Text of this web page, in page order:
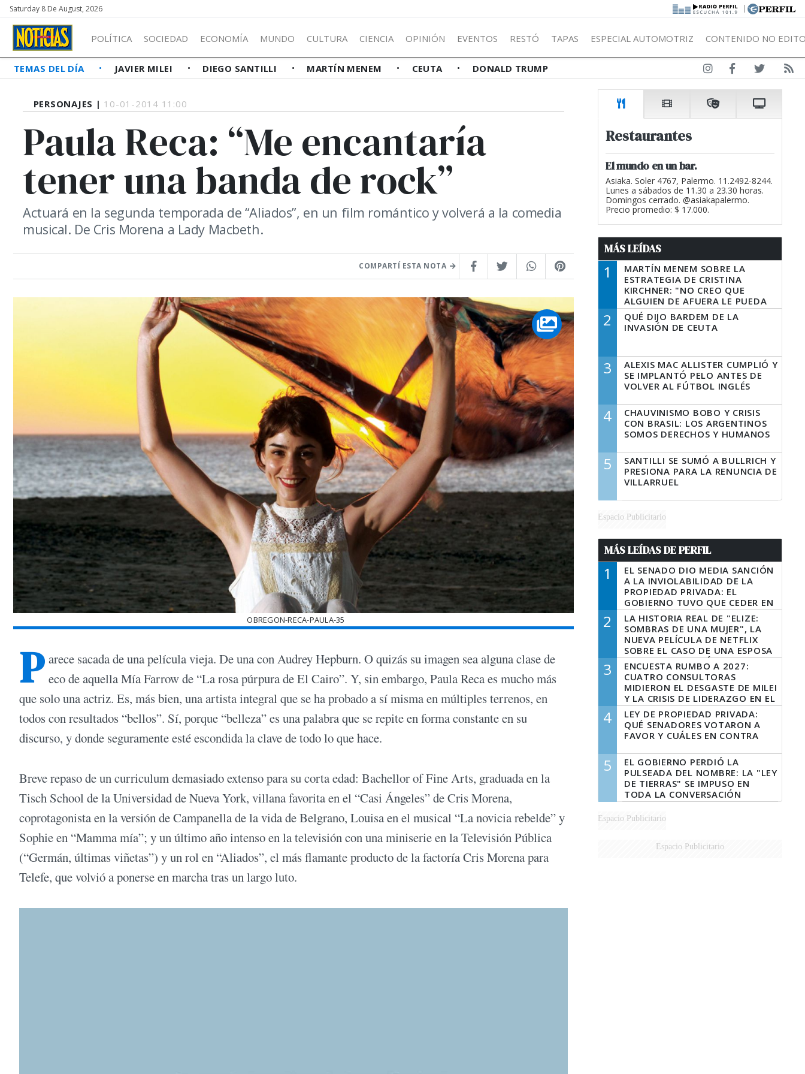
Saturday 8 De August, 2026 |
POLÍTICA SOCIEDAD ECONOMÍA MUNDO CULTURA CIENCIA OPINIÓN EVENTOS RESTÓ TAPAS ESPECIAL AUTOMOTRIZ CONTENIDO NO
TEMAS DEL DÍA JAVIER MILEI DIEGO SANTILLI MARTÍN MENEM CEUTA DONALD TRUMP
PERSONAJES | 10-01-2014 11:00
Paula Reca: “Me encantaría
tener una banda de rock”
Actuará en la segunda temporada de “Aliados”, en un film romántico y volverá a la comedia
musical. De Cris Morena a Lady Macbeth.
COMPARTÍ ESTA NOTA
OBREGON-RECA-PAULA-35
P arece sacada de una película vieja. De una con Audrey Hepburn. O quizás su imagen sea alguna clase de
eco de aquella Mía Farrow de “La rosa púrpura de El Cairo”. Y, sin embargo, Paula Reca es mucho más
que solo una actriz. Es, más bien, una artista integral que se ha probado a sí misma en múltiples terrenos, en
todos con resultados “bellos”. Sí, porque “belleza” es una palabra que se repite en forma constante en su
discurso, y donde seguramente esté escondida la clave de todo lo que hace.
Breve repaso de un curriculum demasiado extenso para su corta edad: Bachellor of Fine Arts, graduada en la
Tisch School de la Universidad de Nueva York, villana favorita en el “Casi Ángeles” de Cris Morena,
coprotagonista en la versión de Campanella de la vida de Belgrano, Louisa en el musical “La novicia rebelde” y
Sophie en “Mamma mía”; y un último año intenso en la televisión con una miniserie en la Televisión Pública
(“Germán, últimas viñetas”) y un rol en “Aliados”, el más flamante producto de la factoría Cris Morena para
Telefe, que volvió a ponerse en marcha tras un largo luto.
Restaurantes
El mundo en un bar.
Asiaka. Soler 4767, Palermo. 11.2492-8244.
Lunes a sábados de 11.30 a 23.30 horas.
Domingos cerrado. @asiakapalermo.
Precio promedio: $ 17.000.
MÁS LEÍDAS
1
MARTÍN MENEM SOBRE LA
ESTRATEGIA DE CRISTINA
KIRCHNER: "NO CREO QUE
ALGUIEN DE AFUERA LE PUEDA
DECIR A LA JUSTICIA LO QUE
TIENE QUE HACER"
2
QUÉ DIJO BARDEM DE LA
INVASIÓN DE CEUTA
3
ALEXIS MAC ALLISTER CUMPLIÓ Y
SE IMPLANTÓ PELO ANTES DE
VOLVER AL FÚTBOL INGLÉS
4
CHAUVINISMO BOBO Y CRISIS
CON BRASIL: LOS ARGENTINOS
SOMOS DERECHOS Y HUMANOS
5
SANTILLI SE SUMÓ A BULLRICH Y
PRESIONA PARA LA RENUNCIA DE
VILLARRUEL
Espacio Publicitario
MÁS LEÍDAS DE PERFIL
1
EL SENADO DIO MEDIA SANCIÓN
A LA INVIOLABILIDAD DE LA
PROPIEDAD PRIVADA: EL
GOBIERNO TUVO QUE CEDER EN
LA LEY DEL MANEJO DEL FUEGO
2
LA HISTORIA REAL DE "ELIZE:
SOMBRAS DE UNA MUJER", LA
NUEVA PELÍCULA DE NETFLIX
SOBRE EL CASO DE UNA ESPOSA
QUE DESCUARTIZÓ A SU
MARIDO
3
ENCUESTA RUMBO A 2027:
CUATRO CONSULTORAS
MIDIERON EL DESGASTE DE MILEI
Y LA CRISIS DE LIDERAZGO EN EL
PERONISMO
4
LEY DE PROPIEDAD PRIVADA:
QUÉ SENADORES VOTARON A
FAVOR Y CUÁLES EN CONTRA
5
EL GOBIERNO PERDIÓ LA
PULSEADA DEL NOMBRE: LA "LEY
DE TIERRAS" SE IMPUSO EN
TODA LA CONVERSACIÓN
DIGITAL
Espacio Publicitario
Espacio Publicitario